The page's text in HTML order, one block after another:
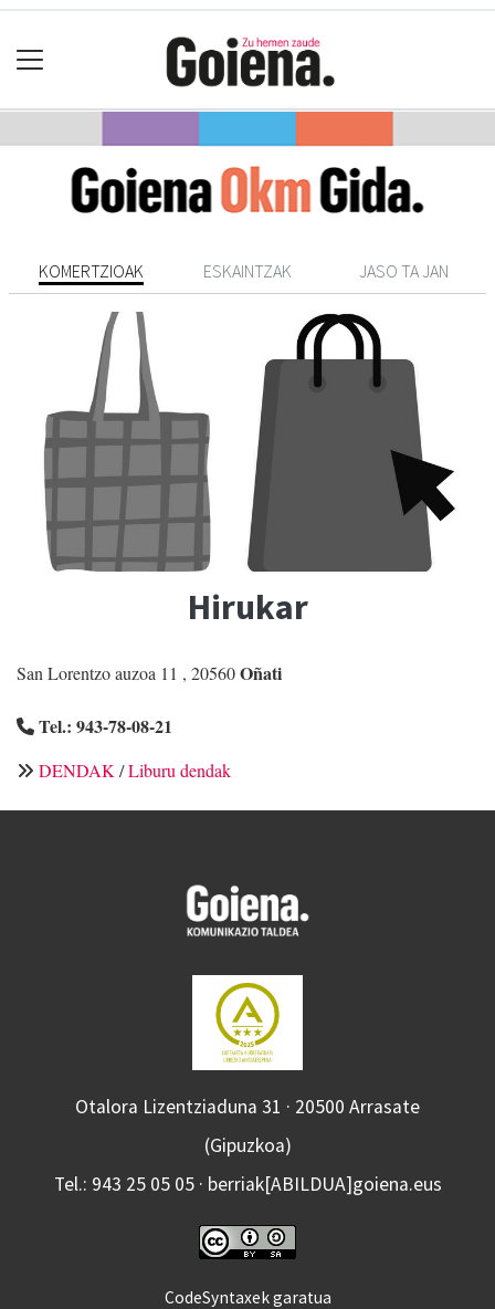
KOMERTZIOAK ESKAINTZAK JASO TA JAN
Hirukar
San Lorentzo auzoa 11 , 20560Oñati
Tel.: 943-78-08-21
DENDAK/Liburu dendak
Otalora Lizentziaduna 31 · 20500 Arrasate
(Gipuzkoa)
Tel.: 943 25 05 05 · berriak[ABILDUA]goiena.eus
CodeSyntaxek garatua